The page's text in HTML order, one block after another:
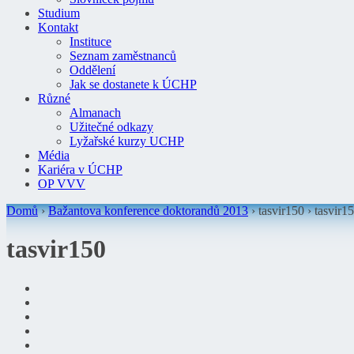
Studium
Kontakt
Instituce
Seznam zaměstnanců
Oddělení
Jak se dostanete k ÚCHP
Různé
Almanach
Užitečné odkazy
Lyžařské kurzy UCHP
Média
Kariéra v ÚCHP
OP VVV
Domů›Bažantova konference doktorandů 2013› tasvir150 ›
tasvir150